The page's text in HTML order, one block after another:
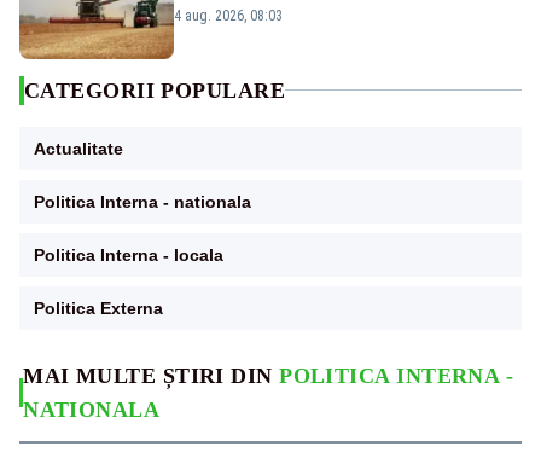
MAI MULTE ȘTIRI DINPOLITICA INTERNA -
NATIONALA
strategia pentru conservarea
4 aug. 2026, 08:03
CATEGORII POPULARE
Actualitate
Politica Interna - nationala
Politica Interna - locala
Politica Externa